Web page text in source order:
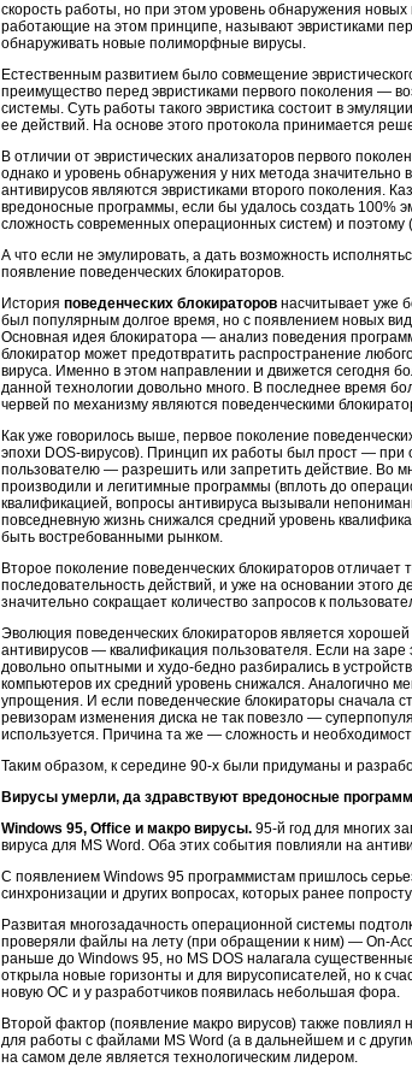
скорость работы, но при этом уровень обнаружения
работающие на этом принципе, называют эвристиками
обнаруживать новые полиморфные вирусы.
Естественным развитием было совмещение
преимущество перед эвристиками первого поколения —
системы. Суть работы такого эвристика состоит в
ее действий. На основе этого протокола принимается
В отличии от эвристических анализаторов первого
однако и уровень обнаружения у них метода
антивирусов являются эвристиками второго поколения.
вредоносные программы, если бы удалось создать 100%
сложность современных операционных систем) и поэтому
А что если не эмулировать, а дать возможность
появление поведенческих блокираторов.
История поведенческих блокираторов насчитывает уже
был популярным долгое время, но с появлением новых
Основная идея блокиратора — анализ поведения
блокиратор может предотвратить распространение
вируса. Именно в этом направлении и движется сегодня
данной технологии довольно много. В последнее время
червей по механизму являются поведенческими
Как уже говорилось выше, первое поколение
эпохи DOS-вирусов). Принцип их работы был прост — при
пользователю — разрешить или запретить действие. Во
производили и легитимные программы (вплоть до
квалификацией, вопросы антивируса вызывали
повседневную жизнь снижался средний уровень
быть востребованными рынком.
Второе поколение поведенческих блокираторов
последовательность действий, и уже на основании
значительно сокращает количество запросов к
Эволюция поведенческих блокираторов является
антивирусов — квалификация пользователя. Если на
довольно опытными и худо-бедно разбирались в
компьютеров их средний уровень снижался. Аналогично
упрощения. И если поведенческие блокираторы сначала
ревизорам изменения диска не так повезло —
используется. Причина та же — сложность и
Таким образом, к середине 90-х были придуманы и
Вирусы умерли, да здравствуют вредоносные
Windows 95, Office и макро вирусы. 95-й год для многих
вируса для MS Word. Оба этих события повлияли на
С появлением Windows 95 программистам пришлось
синхронизации и других вопросах, которых ранее
Развитая многозадачность операционной системы
проверяли файлы на лету (при обращении к ним) — On-
раньше до Windows 95, но MS DOS налагала
открыла новые горизонты и для вирусописателей, но к
новую ОС и у разработчиков появилась небольшая фора.
Второй фактор (появление макро вирусов) также
для работы с файлами MS Word (а в дальнейшем и с
на самом деле является технологическим лидером.